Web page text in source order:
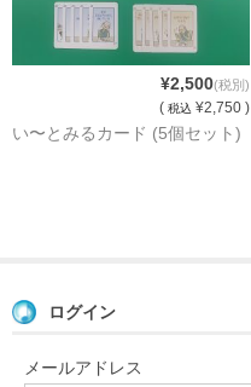
¥2,500(税別)
( 税込 ¥2,750 )
い〜とみるカード (5個セット)
ログイン
メールアドレス